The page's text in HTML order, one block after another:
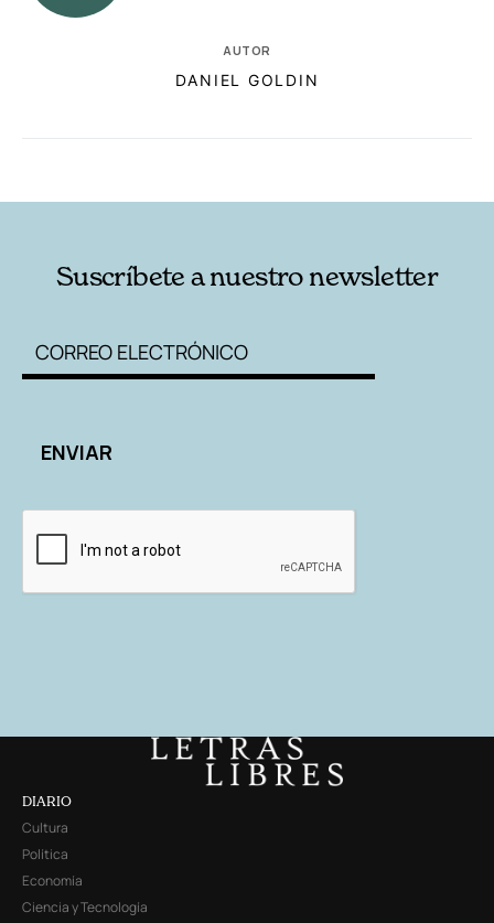
AUTOR
DANIEL GOLDIN
Suscríbete a nuestro newsletter
DIARIO
Cultura
Política
Economía
Ciencia y Tecnología